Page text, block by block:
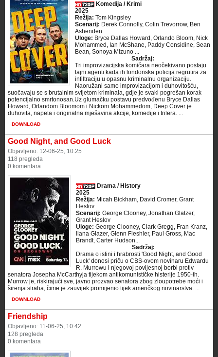
Komedija / Krimi
2025
Režija: Tom Kingsley
Scenarij: Derek Connolly, Colin Trevorrow, Ben
Ashenden
Uloge: Bryce Dallas Howard, Orlando Bloom, Nick
Mohammed, Ian McShane, Paddy Considine, Sean
Bean, Sonoya Mizuno ...
Sadržaj:
Tri improvizacijska komičara neočekivano postaju
tajni agenti kada ih londonska policija regrutira za
infiltraciju u opasnu kriminalnu organizaciju.
Naoružani samo improvizacijom i duhovitošću,
suočavaju se s brutalnim svijetom kriminala, gdje je svaki pogrešan korak
potencijalno smrtonosan.Uz glumačku postavu predvođenu Bryce Dallas
Howard, Orlandom Bloomom i Nickom Mohammedom, Deep Cover je
duhovita, napeta i originalna mješavina akcije, komedije i trilera. ...
DOWNLOAD
Good Night, and Good Luck
Objavljeno: 12-06-25, 10:25
118 pregleda
0 komentara
Drama / History
2025
Režija: Micah Bickham, David Cromer, Grant
Heslov
Scenarij: George Clooney, Jonathan Glatzer,
Grant Heslov
Uloge: George Clooney, Clark Gregg, Fran Kranz,
Ilana Glazer, Glenn Fleshler, Paul Gross, Mac
Brandt, Carter Hudson...
Sadržaj:
Drama o istini i hrabrosti 'Good Night, and Good
Luck' donosi priču o CBS-ovom novinaru Edwardu
R. Murrowu i njegovoj povijesnoj borbi protiv
senatora Josepha McCarthyja tijekom antikomunističke histerije 1950-ih.
Murrow je, riskirajući sve, javno prozvao senatora zbog zloupotrebe moći i
širenja straha, čime je zauvijek promijenio tijek američkog novinarstva. ...
DOWNLOAD
Friendship
Objavljeno: 11-06-25, 10:42
128 pregleda
0 komentara